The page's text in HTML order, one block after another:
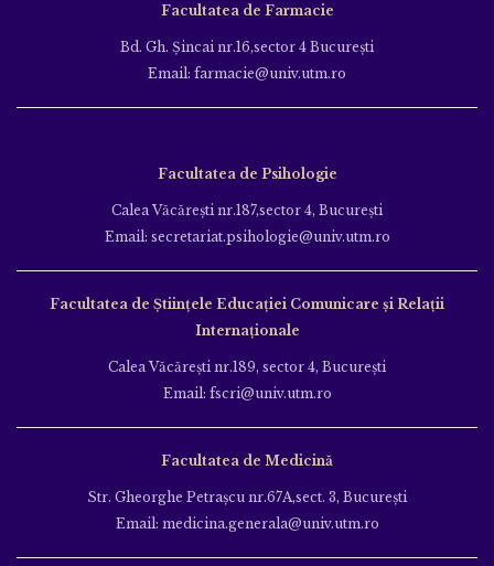
Facultatea de Farmacie
Bd. Gh. Şincai nr.16,sector 4 Bucureşti
Email: farmacie@univ.utm.ro
Facultatea de Psihologie
Calea Văcăreşti nr.187,sector 4, Bucureşti
Email: secretariat.psihologie@univ.utm.ro
Facultatea de Ştiinţele Educației Comunicare și Relații
Internaționale
Calea Văcăreşti nr.189, sector 4, Bucureşti
Email: fscri@univ.utm.ro
Facultatea de Medicină
Str. Gheorghe Petraşcu nr.67A,sect. 3, Bucureşti
Email: medicina.generala@univ.utm.ro